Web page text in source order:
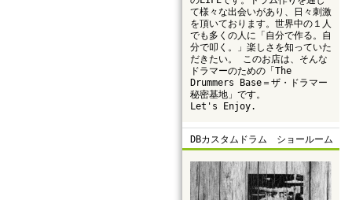
て様々な出会いがあり、日々刺激
を頂いております。世界中の１人
でも多くの人に「自分で作る。自
分で叩く。」楽しさを知っていた
だきたい。 このお店は、そんな
ドラマーのための「The
Drummers Base＝ザ・ドラマー
秘密基地」です。
Let's Enjoy.
DBカスタムドラム ショールーム